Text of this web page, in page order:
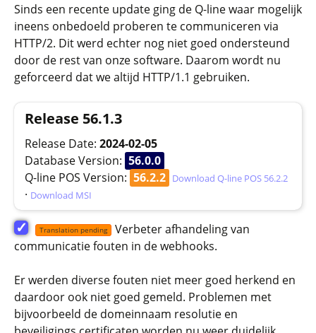
Sinds een recente update ging de Q-line waar mogelijk
ineens onbedoeld proberen te communiceren via
HTTP/2. Dit werd echter nog niet goed ondersteund
door de rest van onze software. Daarom wordt nu
geforceerd dat we altijd HTTP/1.1 gebruiken.
Release 56.1.3
Release Date: 2024-02-05
Database Version: 56.0.0
Q-line POS Version: 56.2.2 Download Q-line POS 56.2.2
· Download MSI
✓ Translation pending
Verbeter afhandeling van
communicatie fouten in de webhooks.
Er werden diverse fouten niet meer goed herkend en
daardoor ook niet goed gemeld. Problemen met
bijvoorbeeld de domeinnaam resolutie en